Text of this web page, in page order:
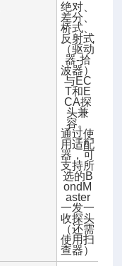
绝对、
差分、
桥式、
反射式
（驱动
器-拾
波器）
与EC
T和E
CA探
头兼
容。
通过使
用适配
器，可
支持所
选的B
ondM
aster
一发一
收探头
（还需
使用扫
查器）